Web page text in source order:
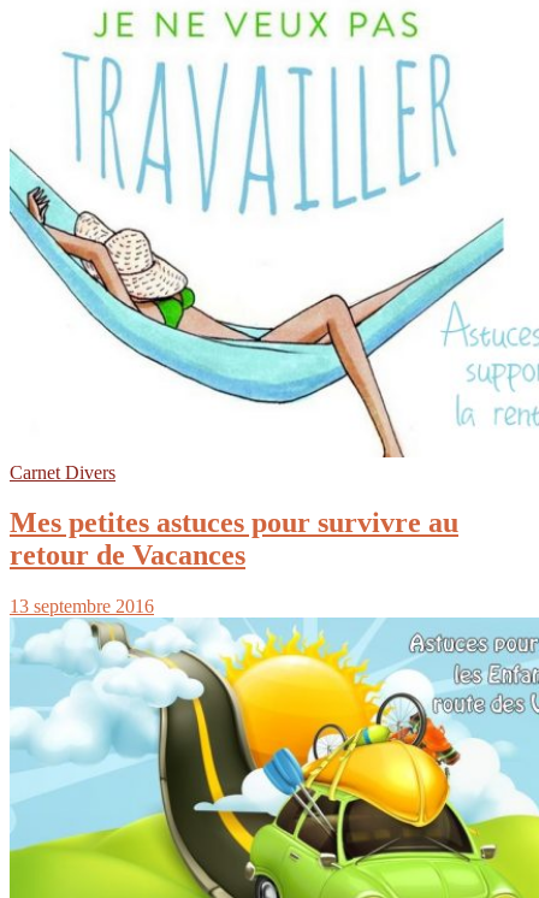
Carnet Divers
Mes petites astuces pour survivre au
retour de Vacances
13 septembre 2016